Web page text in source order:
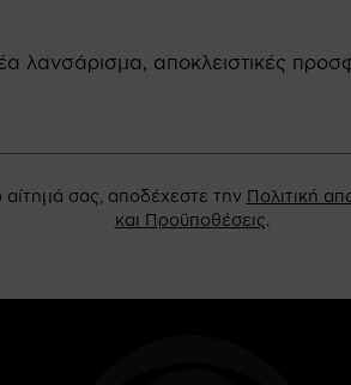
λανσάρισμα, αποκλειστικές
σας, αποδέχεστε την Πολιτική
και Προϋποθέσεις.